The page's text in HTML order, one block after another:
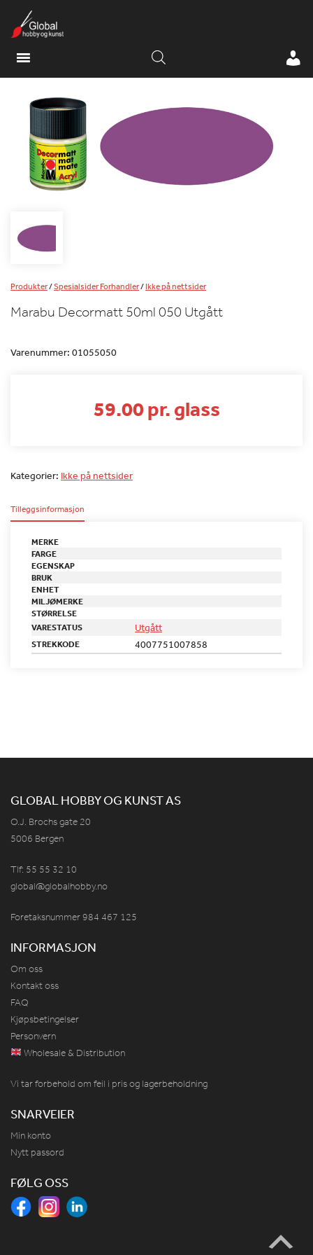
Produkter/Spesialsider Forhandler/Ikke på nettsider
Marabu Decormatt 50ml 050 Utgått
Varenummer: 01055050
59.00 pr. glass
Kategorier: Ikke på nettsider
Tilleggsinformasjon
MERKE
FARGE
EGENSKAP
BRUK
ENHET
MILJØMERKE
STØRRELSE
VARESTATUS
Utgått
STREKKODE 4007751007858
GLOBAL HOBBY OG KUNST AS
O.J. Brochs gate 20
5006 Bergen
Tlf: 55 55 32 10
global@globalhobby.no
Foretaksnummer 984 467 125
INFORMASJON
Om oss
Kontakt oss
FAQ
Kjøpsbetingelser
Personvern
Wholesale & Distribution
Vi tar forbehold om feil i pris og lagerbeholdning
SNARVEIER
Min konto
Nytt passord
FØLG OSS